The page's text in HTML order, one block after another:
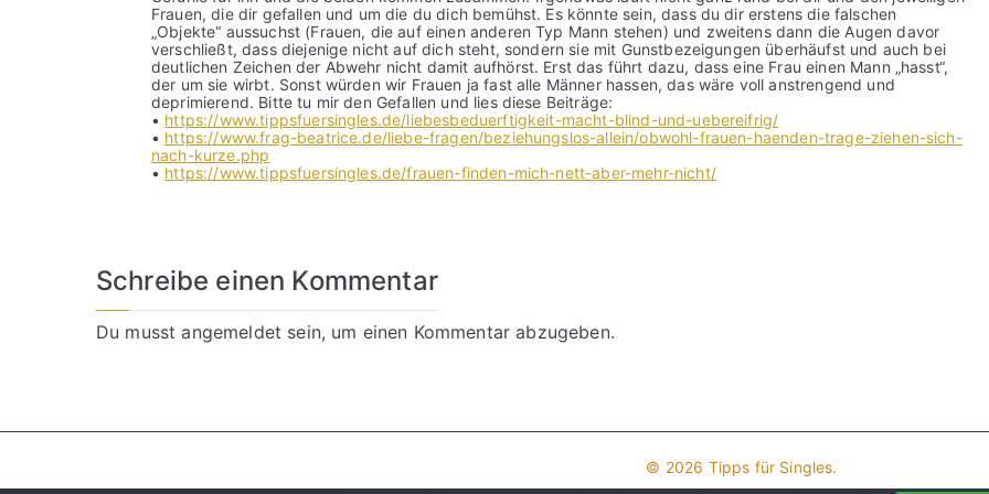
Frauen, die dir gefallen und um die du dich bemühst. Es könnte sein, dass du dir erstens die falschen
„Objekte“ aussuchst (Frauen, die auf einen anderen Typ Mann stehen) und zweitens dann die Augen davor
verschließt, dass diejenige nicht auf dich steht, sondern sie mit Gunstbezeigungen überhäufst und auch bei
deutlichen Zeichen der Abwehr nicht damit aufhörst. Erst das führt dazu, dass eine Frau einen Mann „hasst“,
der um sie wirbt. Sonst würden wir Frauen ja fast alle Männer hassen, das wäre voll anstrengend und
deprimierend. Bitte tu mir den Gefallen und lies diese Beiträge:
• https://www.tippsfuersingles.de/liebesbeduerftigkeit-macht-blind-und-uebereifrig/
• https://www.frag-beatrice.de/liebe-fragen/beziehungslos-allein/obwohl-frauen-haenden-trage-ziehen-sich-
nach-kurze.php
• https://www.tippsfuersingles.de/frauen-finden-mich-nett-aber-mehr-nicht/
Schreibe einen Kommentar
Du musstangemeldet sein, um einen Kommentar abzugeben.
© 2026 Tipps für Singles.
Impressum + DatenschutzÜber mich, Beatrice Poschenrieder, Autorin,